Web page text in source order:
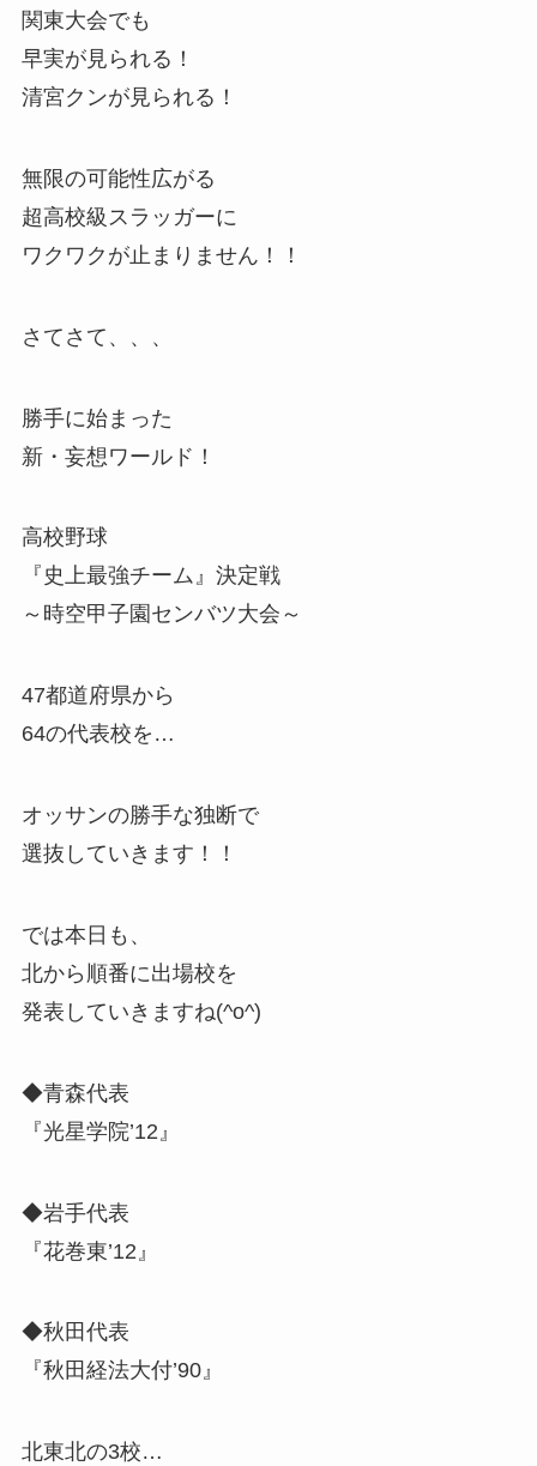
関東大会でも
早実が見られる！
清宮クンが見られる！
無限の可能性広がる
超高校級スラッガーに
ワクワクが止まりません！！
さてさて、、、
勝手に始まった
新・妄想ワールド！
高校野球
『史上最強チーム』決定戦
～時空甲子園センバツ大会～
47都道府県から
64の代表校を…
オッサンの勝手な独断で
選抜していきます！！
では本日も、
北から順番に出場校を
発表していきますね(^o^)
◆青森代表
『光星学院’12』
◆岩手代表
『花巻東’12』
◆秋田代表
『秋田経法大付’90』
北東北の3校…